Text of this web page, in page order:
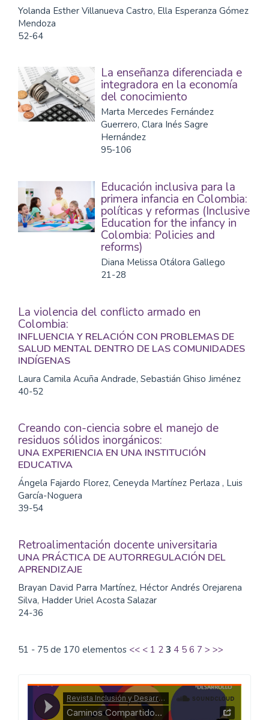
Yolanda Esther Villanueva Castro, Ella Esperanza Gómez
Mendoza
52-64
La enseñanza diferenciada e
integradora en la economía
del conocimiento
Marta Mercedes Fernández
Guerrero, Clara Inés Sagre
Hernández
95-106
Educación inclusiva para la
primera infancia en Colombia:
políticas y reformas (Inclusive
Education for the infancy in
Colombia: Policies and
reforms)
Diana Melissa Otálora Gallego
21-28
La violencia del conflicto armado en
Colombia:
INFLUENCIA Y RELACIÓN CON PROBLEMAS DE
SALUD MENTAL DENTRO DE LAS COMUNIDADES
INDÍGENAS
Laura Camila Acuña Andrade, Sebastián Ghiso Jiménez
40-52
Creando con-ciencia sobre el manejo de
residuos sólidos inorgánicos:
UNA EXPERIENCIA EN UNA INSTITUCIÓN
EDUCATIVA
Ángela Fajardo Florez, Ceneyda Martínez Perlaza , Luis
García-Noguera
39-54
Retroalimentación docente universitaria
UNA PRÁCTICA DE AUTORREGULACIÓN DEL
APRENDIZAJE
Brayan David Parra Martínez, Héctor Andrés Orejarena
Silva, Hadder Uriel Acosta Salazar
24-36
51 - 75 de 170 elementos << < 1 2 3 4 5 6 7 > >>
Caminos
Compartidos